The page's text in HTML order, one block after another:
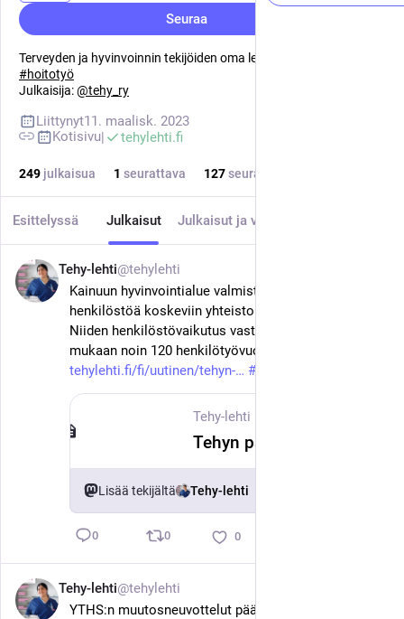
Seuraa
Terveyden ja hyvinvoinnin tekijöiden oma lehti.
#hoitotyö
Julkaisija:@tehy_ry
Liittynyt11. maalisk. 2023
Kotisivu
tehylehti.fi
249 julkaisua 1 seurattava 127seuraajaa
Esittelyssä Julkaisut Julkaisut ja vastaukset
Tehy-lehti@tehylehti
Kainuun hyvinvointialue valmistautuu koko
henkilöstöä koskeviin yhteistoimintaneuvotteluihin.
Niiden henkilöstövaikutus vastaa alustavan arvion
mukaan noin 120 henkilötyövuotta.
tehylehti.fi/fi/uutinen/tehyn-
#
Tehy-lehti
Lisää tekijältä Tehy-lehti
0 0 0
Tehy-lehti@tehylehti
YTHS:n muutosneuvottelut päättyivät henkilöstön